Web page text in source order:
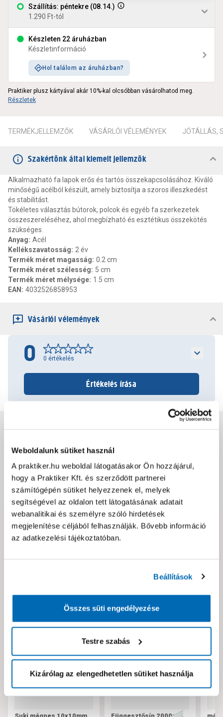
Weboldalunk sütiket használ
A praktiker.hu weboldal látogatásakor Ön hozzájárul,
hogy a Praktiker Kft. és szerződött partnerei
számítógépén sütiket helyezzenek el, melyek
segítségével az oldalon tett látogatásának adatait
webanalitikai és személyre szóló hirdetések
megjelenítése céljából felhasználják. Bővebb információ
az adatkezelési tájékoztatóban.
Beállítások
Összes süti engedélyezése
Testre szabás
Kizárólag az elengedhetetlen sütiket használja
Szállítás: péntekre (08.14.)
1.290 Ft-tól
Készleten 22 áruházban
Készletinformáció
Hol találom az áruházban?
Praktiker plusz kártyával akár 10%-kal olcsóbban vásárolhatod meg.
Részletek
TERMÉKJELLEMZŐK VÁSÁRLÓI VÉLEMÉNYEK JÓTÁLLÁS,
Szakértőnk által kiemelt jellemzők
Alkalmazható fa lapok erős és tartós összekapcsolásához. Kiváló
minőségű acélból készült, amely biztosítja a szoros illeszkedést
és stabilitást.
Tökéletes választás bútorok, polcok és egyéb fa szerkezetek
összeszereléséhez, ahol megbízható és esztétikus összekötés
szükséges.
Anyag: Acél
Kellékszavatosság: 2 év
Termék méret magasság: 0.2 cm
Termék méret szélesség: 5 cm
Termék méret mélysége: 1.5 cm
EAN : 4032526858953
Vásárlói vélemények
0 0 értékelés
Értékelés írása
Dokumentumok, felelős személy
Hibát találtál az oldalon vagy a termék leírásában?
Kérjük jelezd nekünk!